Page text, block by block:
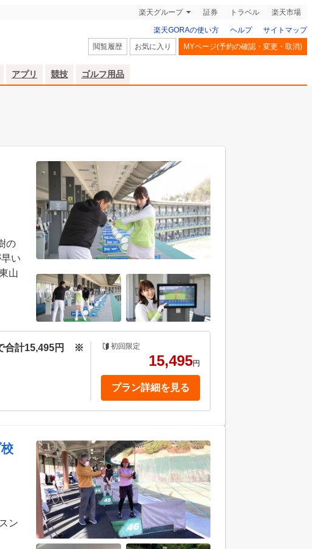
楽天グループ 証券 トラベル 楽天市場
楽天GORAの使い方 ヘルプ
サイトマップ
閲覧履歴
お気に入り MYページ(予約の確認・変更・取消)
アプリ 競技 ゴルフ用品
の
い
山
合計15,495円 ※
初回限定
15,495円
プラン詳細を見る
ン